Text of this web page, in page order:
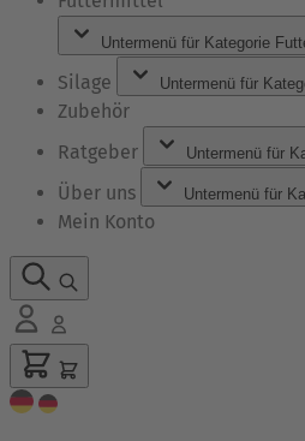
Untermenü für Kategorie
Silage Untermenü für
Zubehör
Ratgeber
Untermenü für
Über uns Untermenü für
Mein Konto